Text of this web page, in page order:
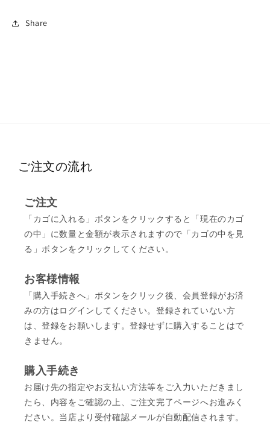
Share
ご注文の流れ
ご注文
「カゴに入れる」ボタンをクリックすると「現在のカゴ
の中」に数量と金額が表示されますので「カゴの中を見
る」ボタンをクリックしてください。
お客様情報
「購入手続きへ」ボタンをクリック後、会員登録がお済
みの方はログインしてください。登録されていない方
は、登録をお願いします。登録せずに購入することはで
きません。
購入手続き
お届け先の指定やお支払い方法等をご入力いただきまし
たら、内容をご確認の上、ご注文完了ページへお進みく
ださい。当店より受付確認メールが自動配信されます。